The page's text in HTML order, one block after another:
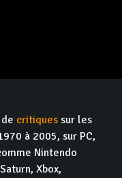
critiques sur les
à 2005, sur PC,
Nintendo
Xbox,